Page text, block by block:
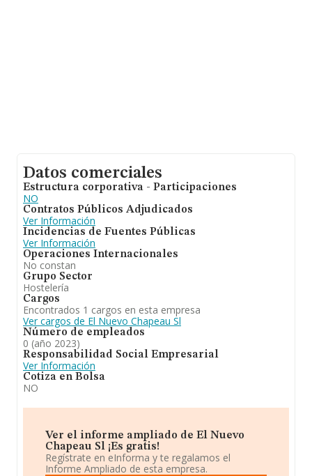
Datos comerciales
Estructura corporativa - Participaciones
NO
Contratos Públicos Adjudicados
Ver Información
Incidencias de Fuentes Públicas
Ver Información
Operaciones Internacionales
No constan
Grupo Sector
Hostelería
Cargos
Encontrados 1 cargos en esta empresa
Ver cargos de El Nuevo Chapeau Sl
Número de empleados
0 (año 2023)
Responsabilidad Social Empresarial
Ver Información
Cotiza en Bolsa
NO
Ver el informe ampliado de El Nuevo
Chapeau Sl ¡Es gratis!
Regístrate en eInforma y te regalamos el
Informe Ampliado de esta empresa.